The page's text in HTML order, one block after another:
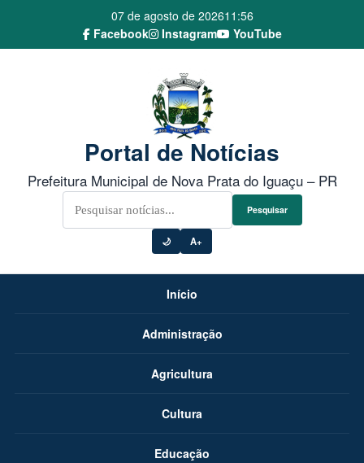
07 de agosto de 202611:56
Facebook Instagram YouTube
Portal de Notícias
Prefeitura Municipal de Nova Prata do Iguaçu – PR
Pesquisar
🌙 A+
Início
Administração
Agricultura
Cultura
Educação